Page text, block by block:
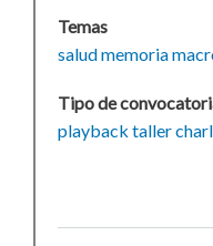
Temas
saludmemoria
Tipo de
playback taller